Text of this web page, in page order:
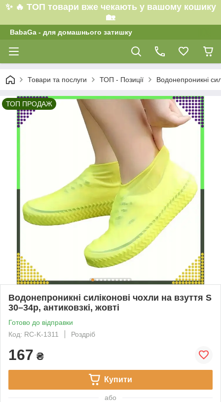
✨ 🔥 ТОП товари вже чекають у вашому кошику
🏡
BabaGa - для домашнього затишку
Товари та послуги ТОП - Позиції Водонепроникні
ТОП ПРОДАЖ
Водонепроникні силіконові чохли на взуття S
30–34р, антиковзкі, жовті
Готово до відправки
Код: RC-K-1311
Роздріб
167 ₴
Купити
або